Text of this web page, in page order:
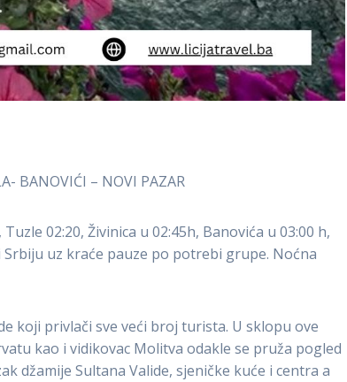
BANOVIĆI – NOVI PAZAR
02:20, Živinica u 02:45h, Banovića u 03:00 h,
uz kraće pauze po potrebi grupe. Noćna
koji privlači sve veći broj turista. U sklopu ove
kao i vidikovac Molitva odakle se pruža pogled
džamije Sultana Valide, sjeničke kuće i centra a